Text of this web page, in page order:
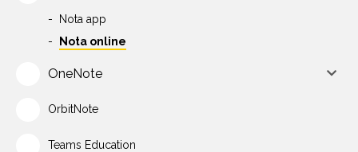
Nota app
Nota online
OneNote
OrbitNote
Teams Education